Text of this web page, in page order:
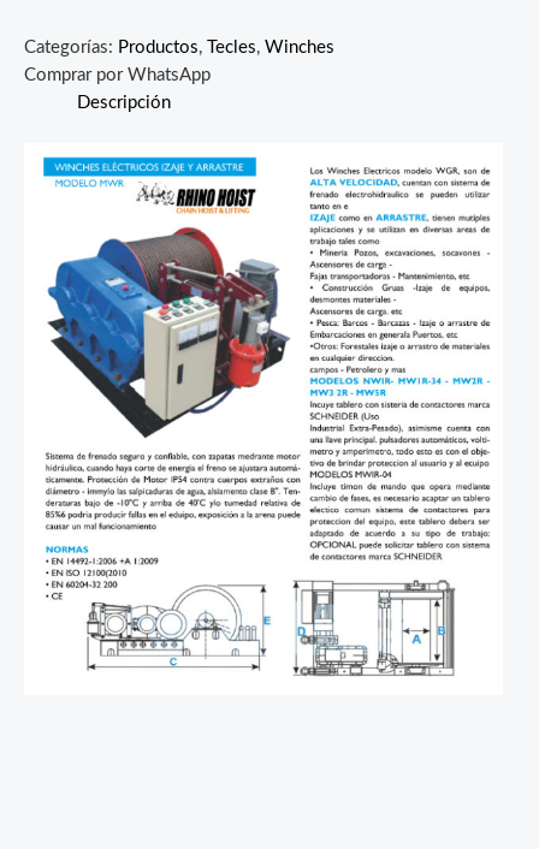
Categorías: Productos, Tecles, Winches
Comprar por WhatsApp
Descripción